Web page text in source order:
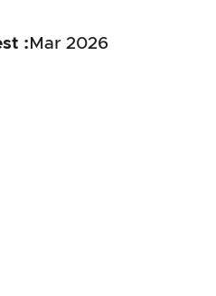
: Mar 2026